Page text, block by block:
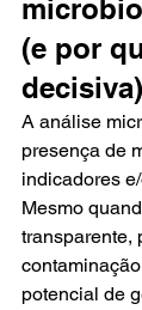
(e por
decisiva)
A análise
presença de
indicadores
Mesmo
transparente,
potencial de